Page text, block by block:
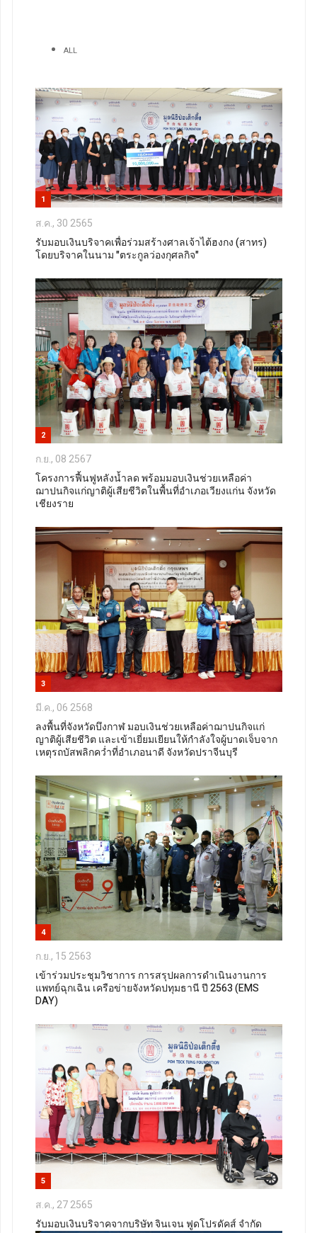
ALL
1
ส.ค., 30 2565
รับมอบเงินบริจาคเพื่อร่วมสร้างศาลเจ้าไต้ฮงกง (สาทร)
โดยบริจาคในนาม "ตระกูลว่องกุศลกิจ"
2
ก.ย., 08 2567
โครงการฟื้นฟูหลังน้ำลด พร้อมมอบเงินช่วยเหลือค่า
ฌาปนกิจแก่ญาติผู้เสียชีวิตในพื้นที่อำเภอเวียงแก่น จังหวัด
เชียงราย
3
มี.ค., 06 2568
ลงพื้นที่จังหวัดบึงกาฬ มอบเงินช่วยเหลือค่าฌาปนกิจแก่
ญาติผู้เสียชีวิต และเข้าเยี่ยมเยียนให้กำลังใจผู้บาดเจ็บจาก
เหตุรถบัสพลิกคว่ำที่อำเภอนาดี จังหวัดปราจีนบุรี
4
ก.ย., 15 2563
เข้าร่วมประชุมวิชาการ การสรุปผลการดำเนินงานการ
แพทย์ฉุกเฉิน เครือข่ายจังหวัดปทุมธานี ปี 2563 (EMS
DAY)
5
ส.ค., 27 2565
รับมอบเงินบริจาคจากบริษัท จินเจน ฟูดโปรดัคส์ จำกัด